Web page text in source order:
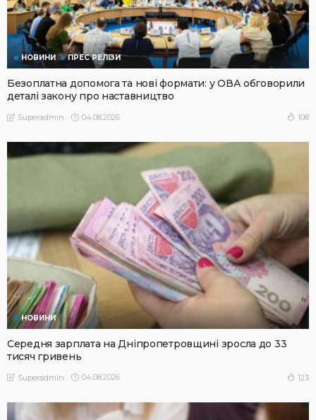
НОВИНИ ПРЕС РЕЛІЗИ
Безоплатна допомога та нові формати: у ОВА обговорили
деталі закону про наставництво
Superadmin 04.08.2026 108
НОВИНИ
Середня зарплата на Дніпропетровщині зросла до 33
тисяч гривень
Superadmin 04.08.2026 123